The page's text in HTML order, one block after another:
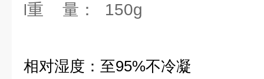
l重 量： 150g
相对湿度：至95%不冷凝